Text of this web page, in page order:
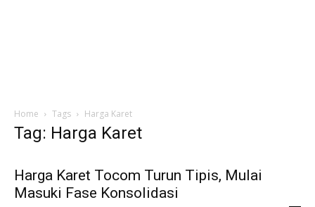
Home Tags Harga Karet
Tag: Harga Karet
Harga Karet Tocom Turun Tipis, Mulai
Masuki Fase Konsolidasi